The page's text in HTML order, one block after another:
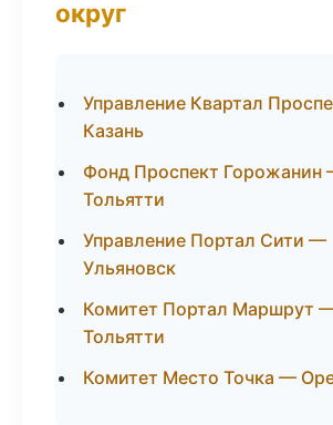
округ
Управление Квартал
Казань
Фонд Проспект Горожанин
Тольятти
Управление Портал Сити —
Ульяновск
Комитет Портал Маршрут
Тольятти
Комитет Место Точка —